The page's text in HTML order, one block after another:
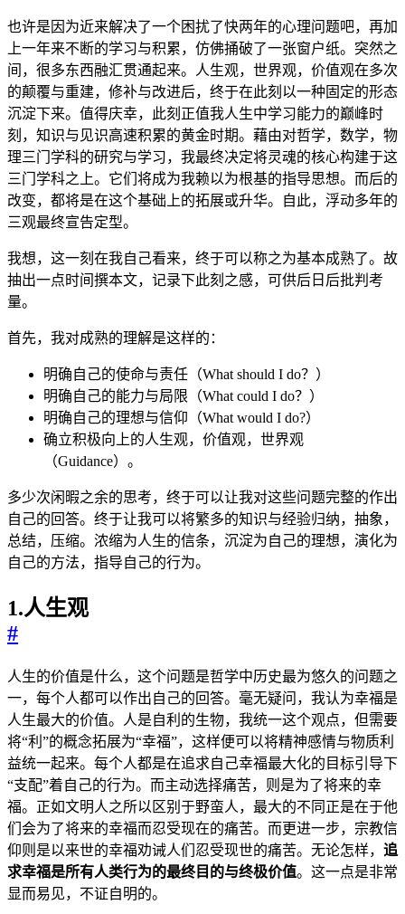
也许是因为近来解决了一个困扰了快两年的心理问题吧，再加
上一年来不断的学习与积累，仿佛捅破了一张窗户纸。突然之
间，很多东西融汇贯通起来。人生观，世界观，价值观在多次
的颠覆与重建，修补与改进后，终于在此刻以一种固定的形态
沉淀下来。值得庆幸，此刻正值我人生中学习能力的巅峰时
刻，知识与见识高速积累的黄金时期。藉由对哲学，数学，物
理三门学科的研究与学习，我最终决定将灵魂的核心构建于这
三门学科之上。它们将成为我赖以为根基的指导思想。而后的
改变，都将是在这个基础上的拓展或升华。自此，浮动多年的
三观最终宣告定型。
我想，这一刻在我自己看来，终于可以称之为基本成熟了。故
抽出一点时间撰本文，记录下此刻之感，可供后日后批判考
量。
首先，我对成熟的理解是这样的：
明确自己的使命与责任（What should I do？）
明确自己的能力与局限（What could I do？）
明确自己的理想与信仰（What would I do?）
确立积极向上的人生观，价值观，世界观
（Guidance）。
多少次闲暇之余的思考，终于可以让我对这些问题完整的作出
自己的回答。终于让我可以将繁多的知识与经验归纳，抽象，
总结，压缩。浓缩为人生的信条，沉淀为自己的理想，演化为
自己的方法，指导自己的行为。
1.人生观
#
人生的价值是什么，这个问题是哲学中历史最为悠久的问题之
一，每个人都可以作出自己的回答。毫无疑问，我认为幸福是
人生最大的价值。人是自利的生物，我统一这个观点，但需要
将“利”的概念拓展为“幸福”，这样便可以将精神感情与物质利
益统一起来。每个人都是在追求自己幸福最大化的目标引导下
“支配”着自己的行为。而主动选择痛苦，则是为了将来的幸
福。正如文明人之所以区别于野蛮人，最大的不同正是在于他
们会为了将来的幸福而忍受现在的痛苦。而更进一步，宗教信
仰则是以来世的幸福劝诫人们忍受现世的痛苦。无论怎样， 追
求幸福是所有人类行为的最终目的与终极价值。这一点是非常
显而易见，不证自明的。